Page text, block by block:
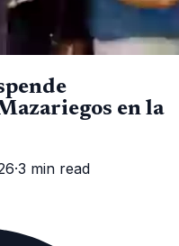
en la
·3 min read